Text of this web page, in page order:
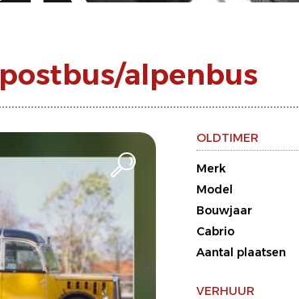
alpenbus
OLDTIMER
Merk
Model
Bouwjaar
Cabrio
Aantal plaatsen
VERHUUR